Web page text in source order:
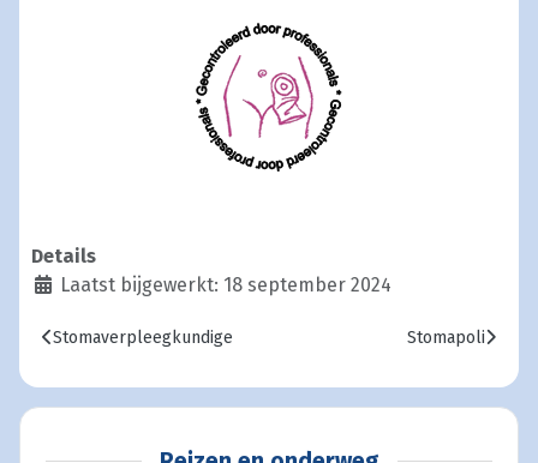
Details
Laatst bijgewerkt: 18 september 2024
Vorig artikel: Stomaverpleegkundige
Stomaverpleegkundige Volgende
Stomapoli